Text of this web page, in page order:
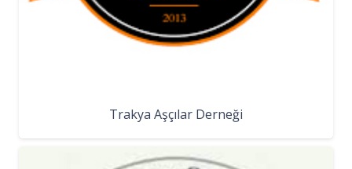
Trakya Aşçılar Derneği